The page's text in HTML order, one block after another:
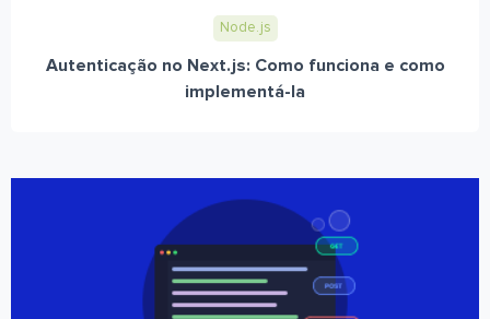
Node.js
Autenticação no Next.js: Como funciona e como
implementá-la